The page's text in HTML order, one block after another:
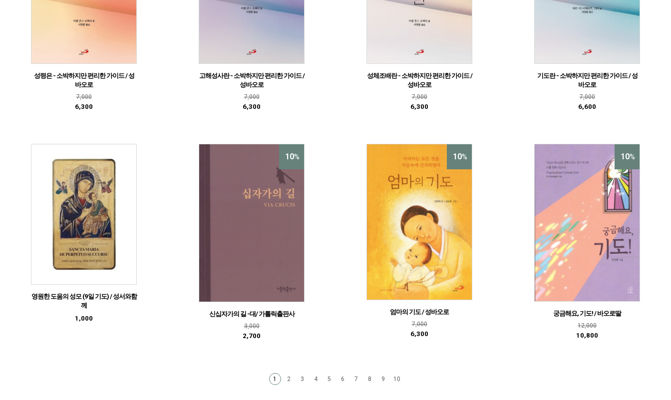
성령은 - 소박하지만 편리한 가이드 / 성
바오로
7,000
6,300
고해성사란 - 소박하지만 편리한 가이드 /
성바오로
7,000
6,300
성체조배란 - 소박하지만 편리한 가이드 /
성바오로
7,000
6,300
기도란 - 소박하지만 편리한 가이드 / 성
바오로
7,000
6,600
영원한 도움의 성모 (9일 기도) / 성서와함
께
1,000
10%
신십자가의 길 -대/ 가톨릭출판사
3,000
2,700
10%
엄마의 기도 / 성바오로
7,000
6,300
10%
궁금해요, 기도! / 바오로딸
12,000
10,800
1 2 3 4 5 6 7 8 9 10